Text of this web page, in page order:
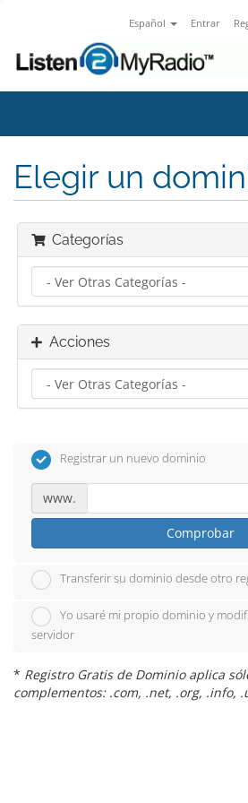
Español Entrar
Elegir un
Categorías
Acciones
Registrar un nuevo dominio
www.
Comprobar
Transferir su dominio desde otro
Yo usaré mi propio dominio y
servidor
* Registro Gratis de Dominio aplica
complementos: .com, .net, .org, .info,